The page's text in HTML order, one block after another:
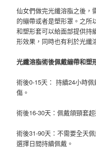
仙女們做完光纖溶脂之後，
的繃帶或者是塑形罩。 之所
和塑形套可以給面部提供持
形效果，同時也有利於光纖
光纖溶脂術後佩戴繃帶和塑
術後0-15天： 持續24小時
傷。
術後16-30天：佩戴頜頸套
術後31-90天：不需要全天
選擇日間持續佩戴。